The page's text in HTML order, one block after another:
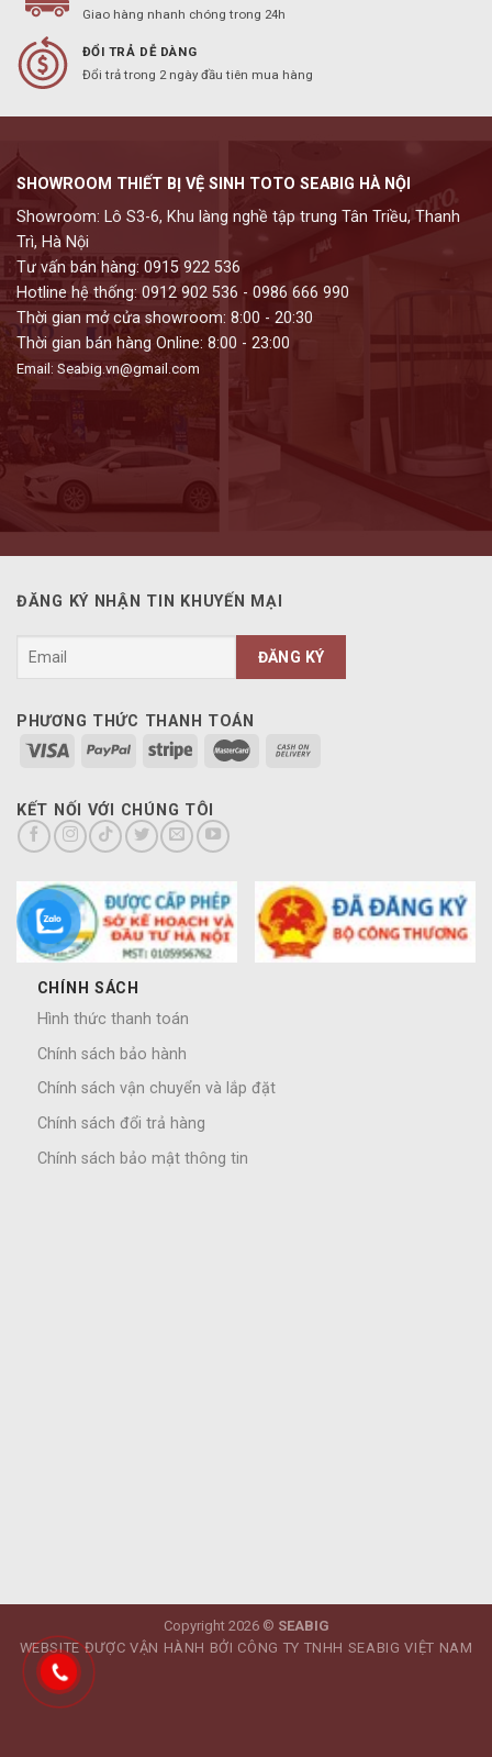
Giao hàng nhanh chóng trong 24h
ĐỔI TRẢ DỄ DÀNG
Đổi trả trong 2 ngày đầu tiên mua hàng
SHOWROOM THIẾT BỊ VỆ SINH TOTO SEABIG HÀ NỘI
Showroom: Lô S3-6, Khu làng nghề tập trung Tân Triều, Thanh
Trì, Hà Nội
Tư vấn bán hàng: 0915 922 536
Hotline hệ thống: 0912 902 536 - 0986 666 990
Thời gian mở cửa showroom: 8:00 - 20:30
Thời gian bán hàng Online: 8:00 - 23:00
Email: Seabig.vn@gmail.com
ĐĂNG KÝ NHẬN TIN KHUYẾN MẠI
PHƯƠNG THỨC THANH TOÁN
KẾT NỐI VỚI CHÚNG TÔI
CHÍNH SÁCH
Hình thức thanh toán
Chính sách bảo hành
Chính sách vận chuyển và lắp đặt
Chính sách đổi trả hàng
Chính sách bảo mật thông tin
Copyright 2026 © SEABIG
WEBSITE ĐƯỢC VẬN HÀNH BỞI CÔNG TY TNHH SEABIG VIỆT NAM